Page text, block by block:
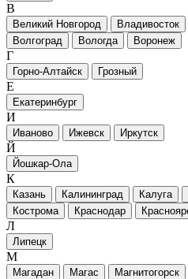
В
Великий Новгород Владивосток
Волгоград
Вологда Воронеж
Г
Горно-Алтайск Грозный
Е
Екатеринбург
И
Иваново Ижевск Иркутск
Й
Йошкар-Ола
К
Казань Калининград Калуга
Кострома
Краснодар
Л
Липецк
М
Магадан Магас Магнитогорск